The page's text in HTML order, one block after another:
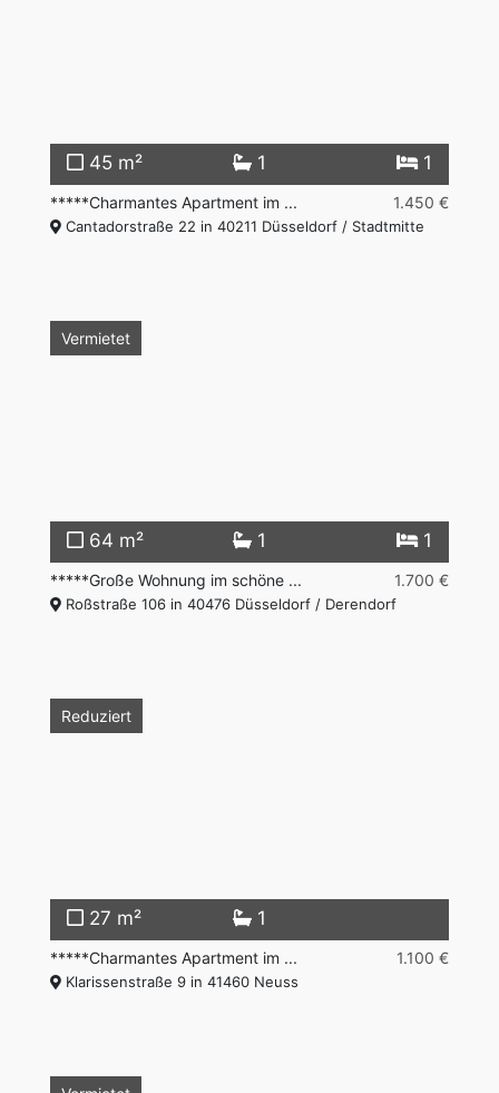
45 m² 1 1
*****Charmantes Apartment im ... 1.450 €
Cantadorstraße 22 in 40211 Düsseldorf / Stadtmitte
Vermietet
64 m² 1 1
*****Große Wohnung im schöne ... 1.700 €
Roßstraße 106 in 40476 Düsseldorf / Derendorf
Reduziert
27 m² 1
*****Charmantes Apartment im ... 1.100 €
Klarissenstraße 9 in 41460 Neuss